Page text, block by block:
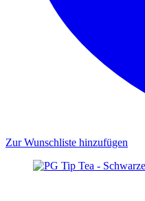
Zur Wunschliste hinzufügen